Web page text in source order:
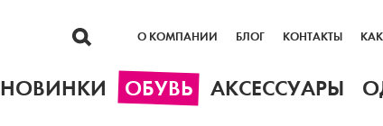
О КОМПАНИИ БЛОГ КОНТАКТЫ
НОВИНКИ ОБУВЬ АКСЕССУАРЫ